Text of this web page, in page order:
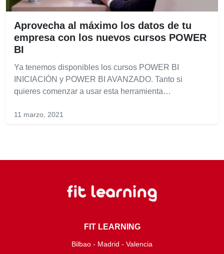
Aprovecha al máximo los datos de tu
empresa con los nuevos cursos POWER
BI
Ya tenemos disponibles los cursos POWER BI
INICIACIÓN y POWER BI AVANZADO. Tanto si
quieres comenzar a usar esta herramienta…
11 marzo, 2021
FIT LEARNING
Bilbao - Madrid - Valencia